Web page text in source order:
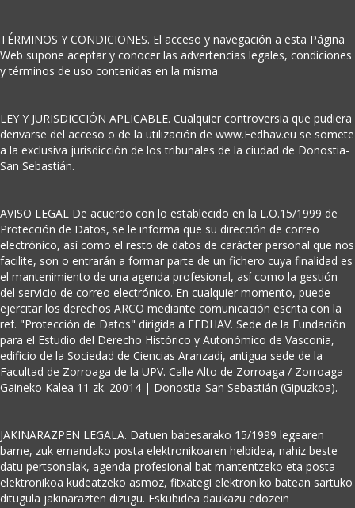
TÉRMINOS Y CONDICIONES. El acceso y navegación a esta Página
Web supone aceptar y conocer las advertencias legales, condiciones
y términos de uso contenidas en la misma.
LEY Y JURISDICCIÓN APLICABLE. Cualquier controversia que pudiera
derivarse del acceso o de la utilización de www.Fedhav.eu se somete
a la exclusiva jurisdicción de los tribunales de la ciudad de Donostia-
San Sebastián.
AVISO LEGAL De acuerdo con lo establecido en la L.O.15/1999 de
Protección de Datos, se le informa que su dirección de correo
electrónico, así como el resto de datos de carácter personal que nos
facilite, son o entrarán a formar parte de un fichero cuya finalidad es
el mantenimiento de una agenda profesional, así como la gestión
del servicio de correo electrónico. En cualquier momento, puede
ejercitar los derechos ARCO mediante comunicación escrita con la
ref. "Protección de Datos" dirigida a FEDHAV. Sede de la Fundación
para el Estudio del Derecho Histórico y Autonómico de Vasconia,
edificio de la Sociedad de Ciencias Aranzadi, antigua sede de la
Facultad de Zorroaga de la UPV. Calle Alto de Zorroaga / Zorroaga
Gaineko Kalea 11 zk. 20014 | Donostia-San Sebastián (Gipuzkoa).
JAKINARAZPEN LEGALA. Datuen babesarako 15/1999 legearen
barne, zuk emandako posta elektronikoaren helbidea, nahiz beste
datu pertsonalak, agenda profesional bat mantentzeko eta posta
elektronikoa kudeatzeko asmoz, fitxategi elektroniko batean sartuko
ditugula jakinarazten dizugu. Eskubidea daukazu edozein